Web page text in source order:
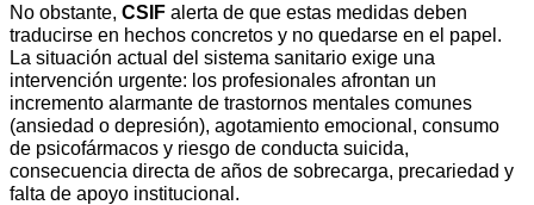
No obstante, CSIF alerta de que estas medidas deben
traducirse en hechos concretos y no quedarse en el papel.
La situación actual del sistema sanitario exige una
intervención urgente: los profesionales afrontan un
incremento alarmante de trastornos mentales comunes
(ansiedad o depresión), agotamiento emocional, consumo
de psicofármacos y riesgo de conducta suicida,
consecuencia directa de años de sobrecarga, precariedad y
falta de apoyo institucional.